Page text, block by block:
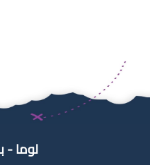
لوما -